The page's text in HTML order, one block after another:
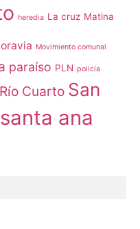
heredia La cruz Matina
Movimiento comunal
paraíso PLN policía
Río Cuarto San
santa ana